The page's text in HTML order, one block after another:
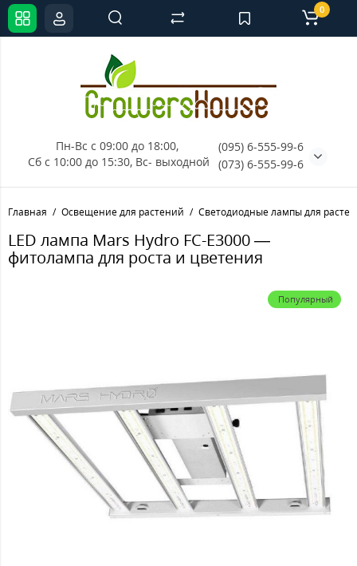
Пн-Вс с 09:00 до 18:00,
Сб с 10:00 до 15:30, Вс- выходной
(095) 6-555-99-6
(073) 6-555-99-6
0
Главная Освещение для растений Светодиодные лампы для
LED лампа Mars Hydro FC-E3000 —
фитолампа для роста и цветения
Популярный